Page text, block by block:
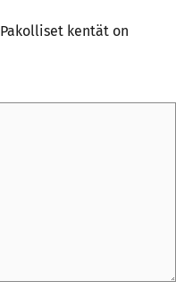
Pakolliset kentät on